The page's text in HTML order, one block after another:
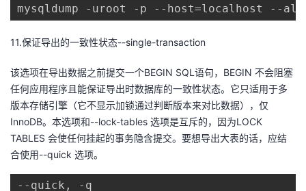
mysqldump -uroot -p --host=localhost --
11.保证导出的一致性状态--single-transaction
该选项在导出数据之前提交一个BEGIN SQL语句，BEGIN 不会阻塞
任何应用程序且能保证导出时数据库的一致性状态。它只适用于多
版本存储引擎（它不显示加锁通过判断版本来对比数据），仅
InnoDB。本选项和--lock-tables 选项是互斥的，因为LOCK
TABLES 会使任何挂起的事务隐含提交。要想导出大表的话，应结
合使用--quick 选项。
--quick, -q